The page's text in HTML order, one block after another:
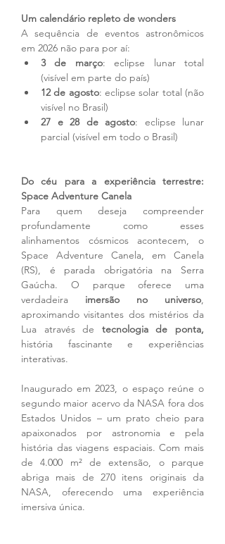
Um calendário repleto de wonders
A sequência de eventos astronômicos
em 2026 não para por aí:
3 de março: eclipse lunar total
(visível em parte do país)
12 de agosto: eclipse solar total (não
visível no Brasil)
27 e 28 de agosto: eclipse lunar
parcial (visível em todo o Brasil)
Do céu para a experiência terrestre:
Space Adventure Canela
Para quem deseja compreender
profundamente como esses
alinhamentos cósmicos acontecem, o
Space Adventure Canela, em Canela
(RS), é parada obrigatória na Serra
Gaúcha. O parque oferece uma
verdadeira imersão no universo,
aproximando visitantes dos mistérios da
Lua através de tecnologia de ponta,
história fascinante e experiências
interativas.
Inaugurado em 2023, o espaço reúne o
segundo maior acervo da NASA fora dos
Estados Unidos – um prato cheio para
apaixonados por astronomia e pela
história das viagens espaciais. Com mais
de 4.000 m² de extensão, o parque
abriga mais de 270 itens originais da
NASA, oferecendo uma experiência
imersiva única.